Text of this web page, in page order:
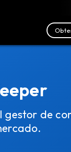
gestor de